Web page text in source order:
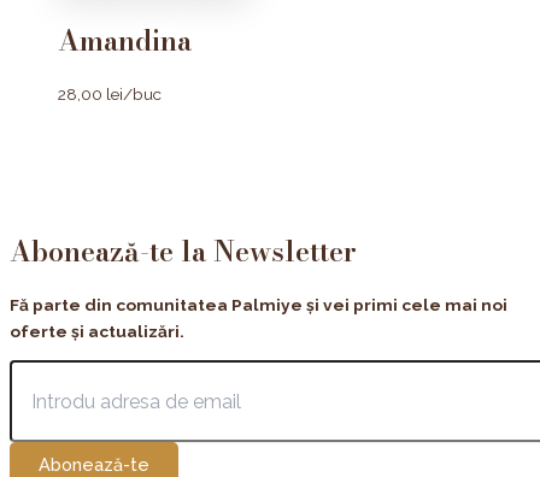
Amandina
28,00 lei/buc
Abonează-te la Newsletter
Fă parte din comunitatea Palmiye și vei primi cele mai noi
oferte și actualizări.
Abonează-te